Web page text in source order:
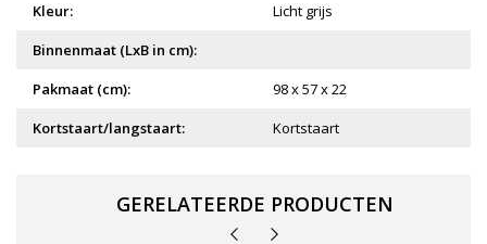
Kleur:
Licht grijs
Binnenmaat (LxB in cm):
Pakmaat (cm):
98 x 57 x 22
Kortstaart/langstaart:
Kortstaart
GERELATEERDE PRODUCTEN